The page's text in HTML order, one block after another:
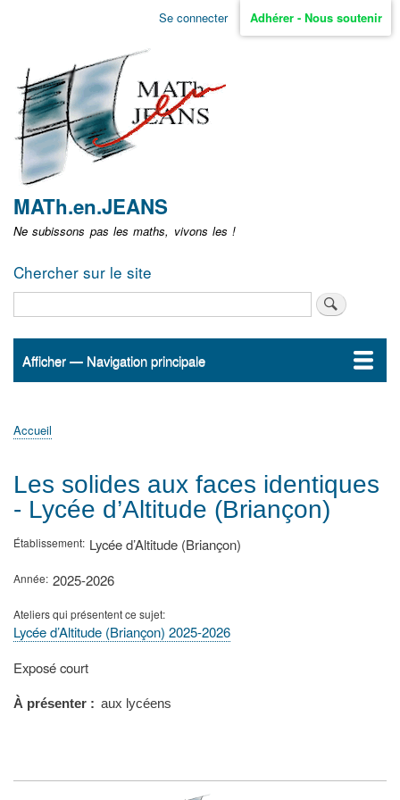
Aller
non
identifié
Se connecter Adhérer - Nous soutenir
MATh.en.JEANS
Ne subissons pas les maths, vivons les !
Chercher sur le site
Navigation
Afficher — Navigation principale
Accueil
ActualitésMATh.en.JEANS ?
Régions et Ateliers
Créer, gérer un atelier
Sujets/Publications
Congrès
d'Ariane
Accueil
Les solides aux faces identiques
- Lycée d’Altitude (Briançon)
Établissement Lycée d’Altitude (Briançon)
Année 2025-2026
Ateliers qui présentent ce sujet
Lycée d’Altitude (Briançon) 2025-2026
Type
présentation
Exposé court
À présenter aux lycéens